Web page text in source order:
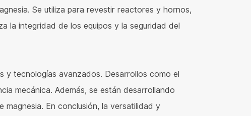
Se utiliza para revestir reactores y hornos,
la integridad de los equipos y la seguridad del
y tecnologías avanzados. Desarrollos como el
mecánica. Además, se están desarrollando
En conclusión, la versatilidad y